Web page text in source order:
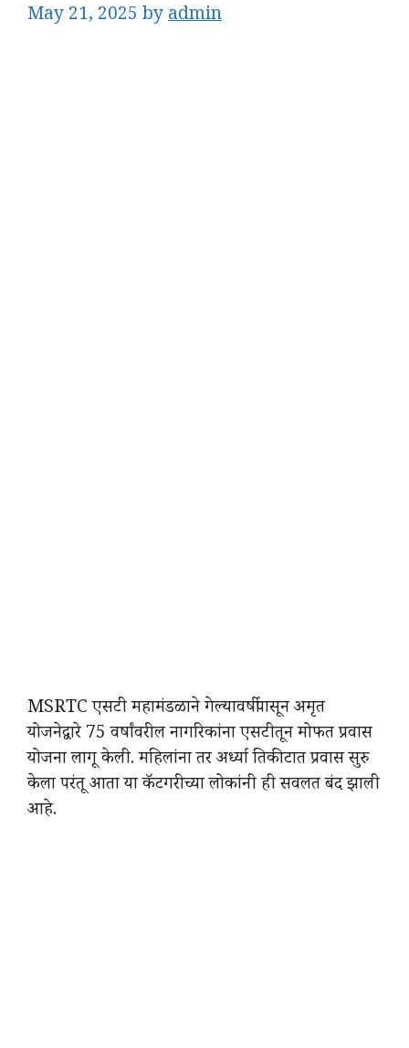
May 21, 2025 byadmin
MSRTC एसटी महामंडळाने गेल्यावर्षीपासून अमृत
योजनेद्वारे 75 वर्षांवरील नागरिकांना एसटीतून मोफत प्रवास
योजना लागू केली. महिलांना तर अर्ध्या तिकीटात प्रवास सुरु
केला परंतू आता या कॅटगरीच्या लोकांनी ही सवलत बंद झाली
आहे.